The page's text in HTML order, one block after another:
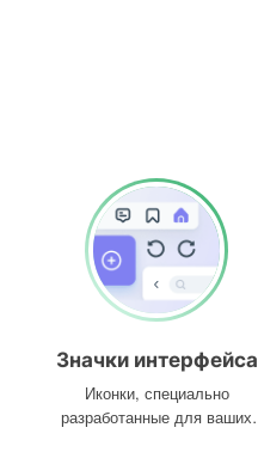
Значки интерфейса
Иконки, специально
разработанные для ваших